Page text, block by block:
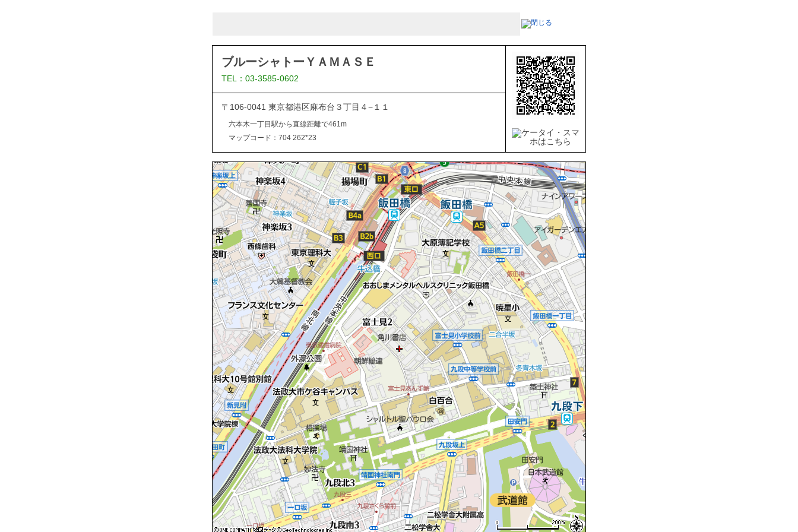
ブルーシャトーＹＡＭＡＳＥ
TEL：03-3585-0602
〒106-0041 東京都港区麻布台３丁目４−１１
六本木一丁目駅から直線距離で461m
マップコード：704 262*23